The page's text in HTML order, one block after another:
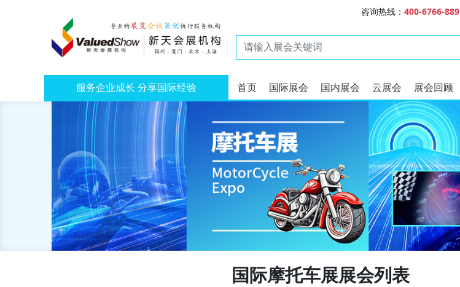
咨询热线： 400-6766-889
服务企业成长 分享国际经验 首页 国际展会 国内展会 云展会 展会回顾
国际摩托车展展会列表